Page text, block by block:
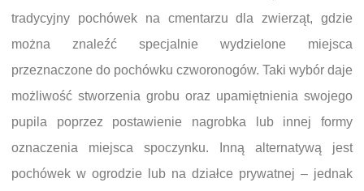
tradycyjny pochówek na cmentarzu dla zwierząt, gdzie
można znaleźć specjalnie wydzielone miejsca
przeznaczone do pochówku czworonogów. Taki wybór daje
możliwość stworzenia grobu oraz upamiętnienia swojego
pupila poprzez postawienie nagrobka lub innej formy
oznaczenia miejsca spoczynku. Inną alternatywą jest
pochówek w ogrodzie lub na działce prywatnej – jednak